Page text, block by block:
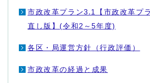
市政改革プラン3.1【市政改革プ
直し版】(令和2～5年度)
各区・局運営方針（行政評価）
市政改革の経過と成果